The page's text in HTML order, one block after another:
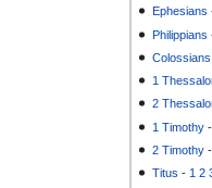
Ephesians
Philippians
Colossians
1
2
1 Timothy
2 Timothy
Titus - 1 2